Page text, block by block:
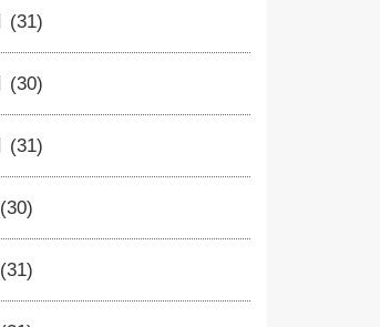
(31)
(30)
(31)
(30)
(31)